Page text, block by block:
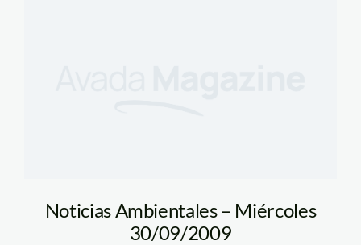
Noticias Ambientales – Miércoles
30/09/2009